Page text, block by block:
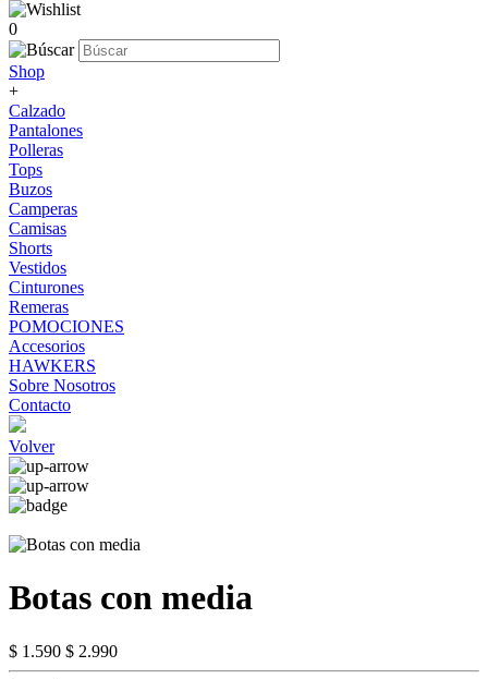
0
Shop
+
Calzado
Pantalones
Polleras
Tops
Buzos
Camperas
Camisas
Shorts
Vestidos
Cinturones
Remeras
POMOCIONES
Accesorios
HAWKERS
Sobre Nosotros
Contacto
Volver
Botas con media
$ 1.590 $ 2.990